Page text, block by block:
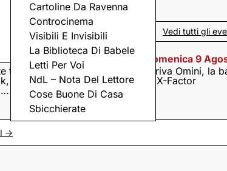
Cartoline Da Ravenna
Controcinema
Visibili E Invisibili
La Biblioteca Di Babele
Letti Per Voi
NdL – Nota Del Lettore
Cose Buone Di Casa
Sbicchierate
e dintorni Vedi tutti gli
tra
Domenica 9 Agosto
Hernandez &
Sampedro presentano
il nuovo album
Lumina
Domenica 9
Arriva Omini, la
di X-Factor
->